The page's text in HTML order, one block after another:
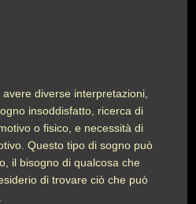
diverse interpretazioni,
insoddisfatto, ricerca di
o fisico, e necessità di
Questo tipo di sogno può
il bisogno di qualcosa che
di trovare ciò che può